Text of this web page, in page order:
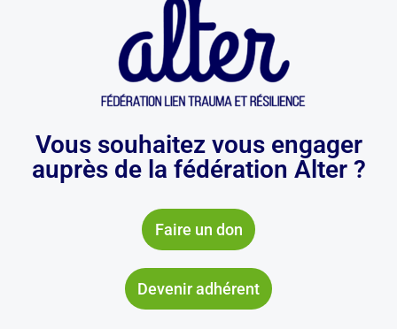
Vous souhaitez vous engager
auprès de la fédération Alter ?
Faire un don
Devenir adhérent